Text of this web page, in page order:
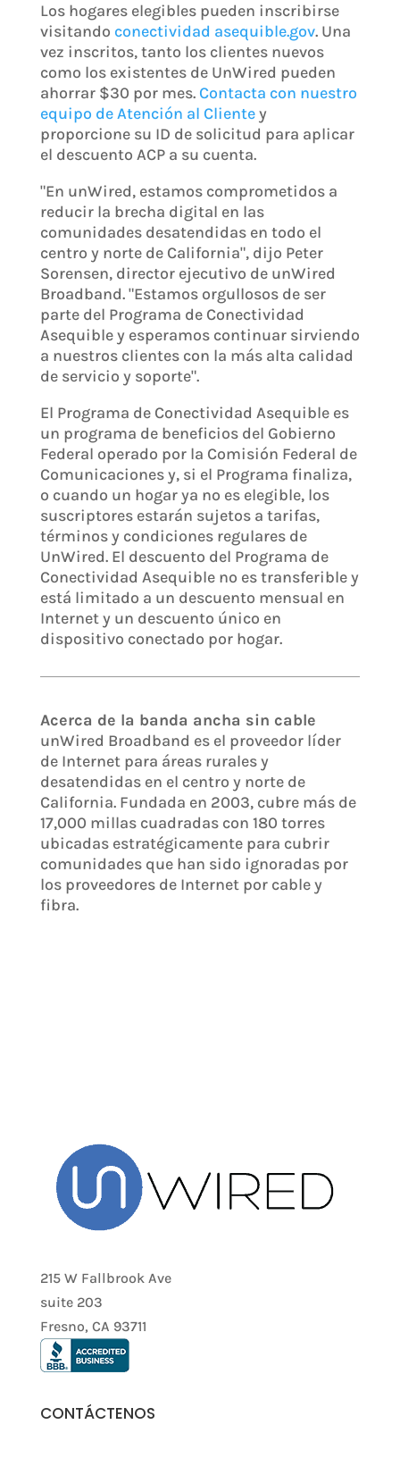
Los hogares elegibles pueden inscribirse
visitando conectividad asequible.gov. Una
vez inscritos, tanto los clientes nuevos
como los existentes de UnWired pueden
ahorrar $30 por mes. Contacta con nuestro
equipo de Atención al Clientey
proporcione su ID de solicitud para aplicar
el descuento ACP a su cuenta.
"En unWired, estamos comprometidos a
reducir la brecha digital en las
comunidades desatendidas en todo el
centro y norte de California", dijo Peter
Sorensen, director ejecutivo de unWired
Broadband. "Estamos orgullosos de ser
parte del Programa de Conectividad
Asequible y esperamos continuar sirviendo
a nuestros clientes con la más alta calidad
de servicio y soporte".
El Programa de Conectividad Asequible es
un programa de beneficios del Gobierno
Federal operado por la Comisión Federal de
Comunicaciones y, si el Programa finaliza,
o cuando un hogar ya no es elegible, los
suscriptores estarán sujetos a tarifas,
términos y condiciones regulares de
UnWired. El descuento del Programa de
Conectividad Asequible no es transferible y
está limitado a un descuento mensual en
Internet y un descuento único en
dispositivo conectado por hogar.
Acerca de la banda ancha sin cable
unWired Broadband es el proveedor líder
de Internet para áreas rurales y
desatendidas en el centro y norte de
California. Fundada en 2003, cubre más de
17,000 millas cuadradas con 180 torres
ubicadas estratégicamente para cubrir
comunidades que han sido ignoradas por
los proveedores de Internet por cable y
fibra.
215 W Fallbrook Ave
suite 203
Fresno, CA 93711
CONTÁCTENOS